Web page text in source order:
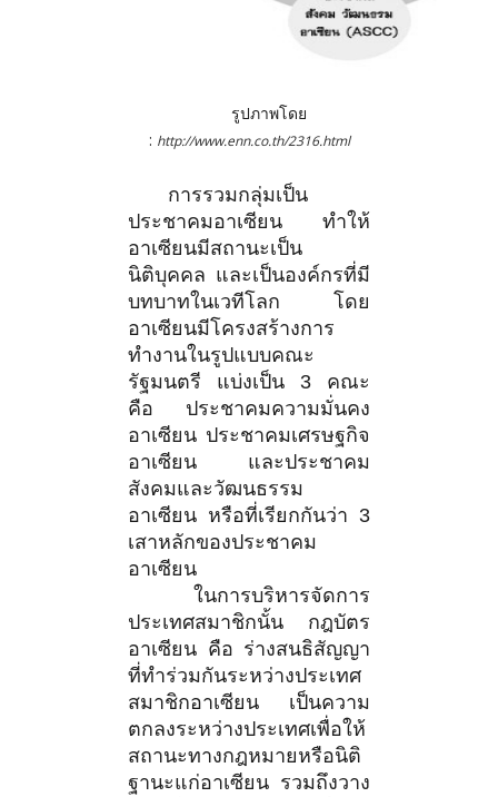
รูปภาพโดย
: http://www.enn.co.th/2316.html
การรวมกลุ่มเป็น
ประชาคมอาเซียน ทำให้
อาเซียนมีสถานะเป็น
นิติบุคคล และเป็นองค์กรที่มี
บทบาทในเวทีโลก โดย
อาเซียนมีโครงสร้างการ
ทำงานในรูปแบบคณะ
รัฐมนตรี แบ่งเป็น 3 คณะ
คือ ประชาคมความมั่นคง
อาเซียน ประชาคมเศรษฐกิจ
อาเซียน และประชาคม
สังคมและวัฒนธรรม
อาเซียน หรือที่เรียกกันว่า 3
เสาหลักของประชาคม
อาเซียน
ในการบริหารจัดการ
ประเทศสมาชิกนั้น กฎบัตร
อาเซียน คือ ร่างสนธิสัญญา
ที่ทำร่วมกันระหว่างประเทศ
สมาชิกอาเซียน เป็นความ
ตกลงระหว่างประเทศเพื่อให้
สถานะทางกฎหมายหรือนิติ
ฐานะแก่อาเซียน รวมถึงวาง